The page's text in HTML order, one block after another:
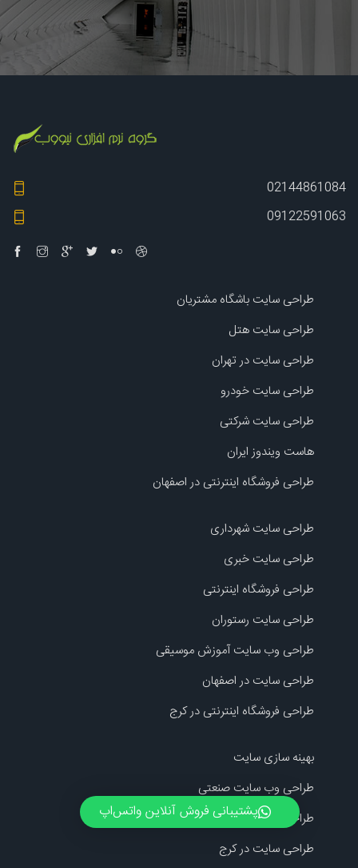
02144861084
09122591063
طراحی سایت باشگاه مشتریان
طراحی سایت هتل
طراحی سایت در تهران
طراحی سایت خودرو
طراحی سایت شرکتی
هاست ویندوز ایران
طراحی فروشگاه اینترنتی در اصفهان
طراحی سایت شهرداری
طراحی سایت خبری
طراحی فروشگاه اینترنتی
طراحی سایت رستوران
طراحی وب سایت آموزش موسیقی
طراحی سایت در اصفهان
طراحی فروشگاه اینترنتی در کرج
بهینه سازی سایت
طراحی وب سایت صنعتی
طراحی سایت املاک
طراحی سایت در کرج
پشتیبانی فروش آنلاین واتس‌اپ